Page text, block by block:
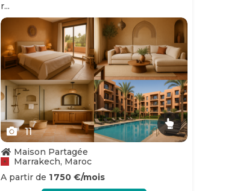
r...
Slide 1 of 11
11
Maison Partagée
Marrakech, Maroc
A partir de 1 750 €/mois